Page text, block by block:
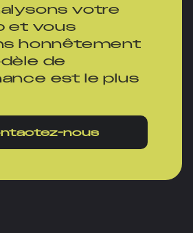
votre
et vous
honnêtement
de
est le plus
nous